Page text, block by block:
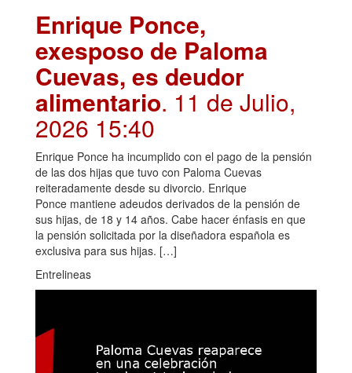
Enrique Ponce,
exesposo de Paloma
Cuevas, es deudor
alimentario. 11 de Julio,
2026 15:40
Enrique Ponce ha incumplido con el pago de la pensión
de las dos hijas que tuvo con Paloma Cuevas
reiteradamente desde su divorcio. Enrique
Ponce mantiene adeudos derivados de la pensión de
sus hijas, de 18 y 14 años. Cabe hacer énfasis en que
la pensión solicitada por la diseñadora española es
exclusiva para sus hijas. […]
Entrelineas